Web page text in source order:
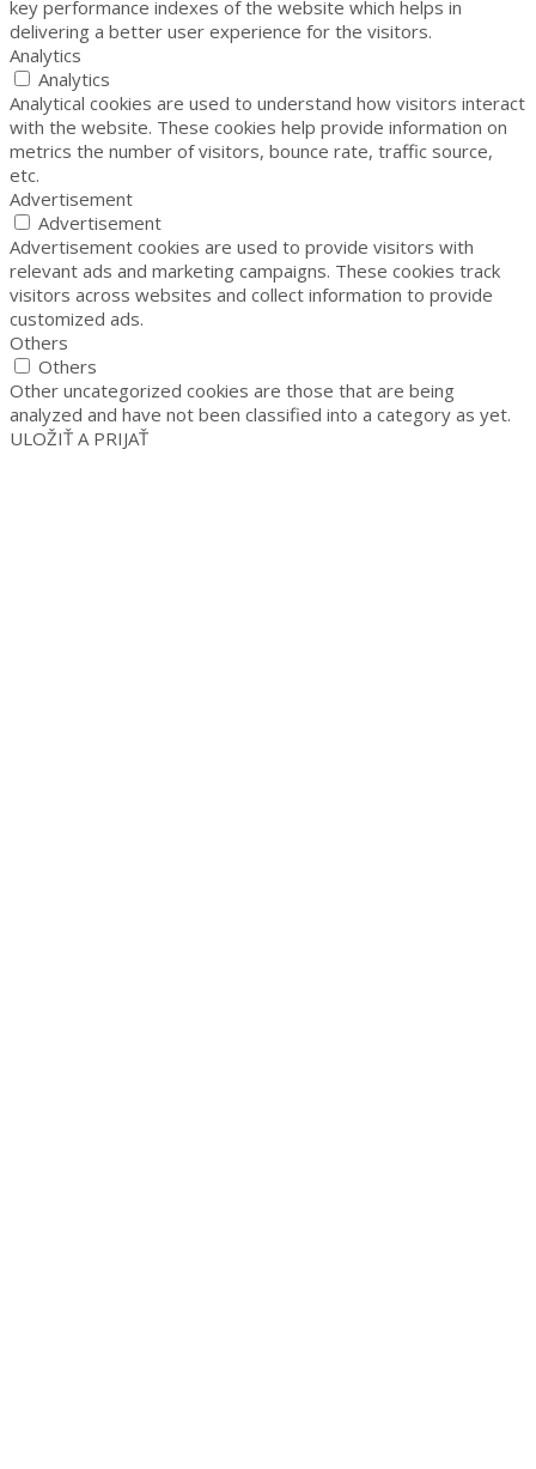
key performance indexes of the website which helps in
delivering a better user experience for the visitors.
Analytics
Analytics
Analytical cookies are used to understand how visitors interact
with the website. These cookies help provide information on
metrics the number of visitors, bounce rate, traffic source,
etc.
Advertisement
Advertisement
Advertisement cookies are used to provide visitors with
relevant ads and marketing campaigns. These cookies track
visitors across websites and collect information to provide
customized ads.
Others
Others
Other uncategorized cookies are those that are being
analyzed and have not been classified into a category as yet.
ULOŽIŤ A PRIJAŤ